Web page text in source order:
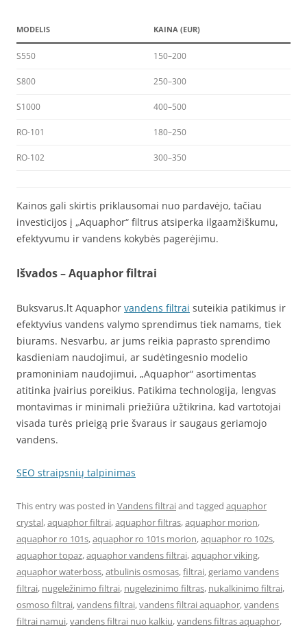
MODELIS KAINA (EUR)
S550 150–200
S800 250–300
S1000 400–500
RO-101 180–250
RO-102 300–350
Kainos gali skirtis priklausomai nuo pardavėjo, tačiau
investicijos į „Aquaphor“ filtrus atsiperka ilgaamžiškumu,
efektyvumu ir vandens kokybės pagerėjimu.
Išvados – Aquaphor filtrai
Buksvarus.lt Aquaphor vandens filtrai suteikia patikimus ir
efektyvius vandens valymo sprendimus tiek namams, tiek
biurams. Nesvarbu, ar jums reikia paprasto sprendimo
kasdieniam naudojimui, ar sudėtingesnio modelio
pramoniniam naudojimui, „Aquaphor“ asortimentas
atitinka įvairius poreikius. Patikima technologija, lengvas
montavimas ir minimali priežiūra užtikrina, kad vartotojai
visada turės prieigą prie švaraus ir saugaus geriamojo
vandens.
SEO straipsnių talpinimas
This entry was posted in Vandens filtraiand tagged aquaphor
crystal,aquaphor filtrai,aquaphor filtras,aquaphor morion,
aquaphor ro 101s,aquaphor ro 101s morion,aquaphor ro 102s,
aquaphor topaz,aquaphor vandens filtrai,aquaphor viking,
aquaphor waterboss,atbulinis osmosas,filtrai,geriamo vandens
filtrai, nugeležinimo filtrai, nugelezinimo filtras, nukalkinimo filtrai,
osmoso filtrai,vandens filtrai,vandens filtrai aquaphor,vandens
filtrai namui,vandens filtrai nuo kalkiu,vandens filtras aquaphor,